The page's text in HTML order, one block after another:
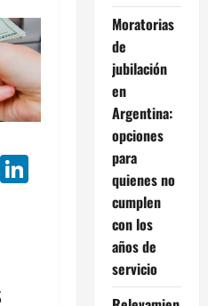
Telegram
LinkedIn
Moratorias
de
jubilación
en
Argentina:
opciones
para
quienes no
cumplen
con los
años de
servicio